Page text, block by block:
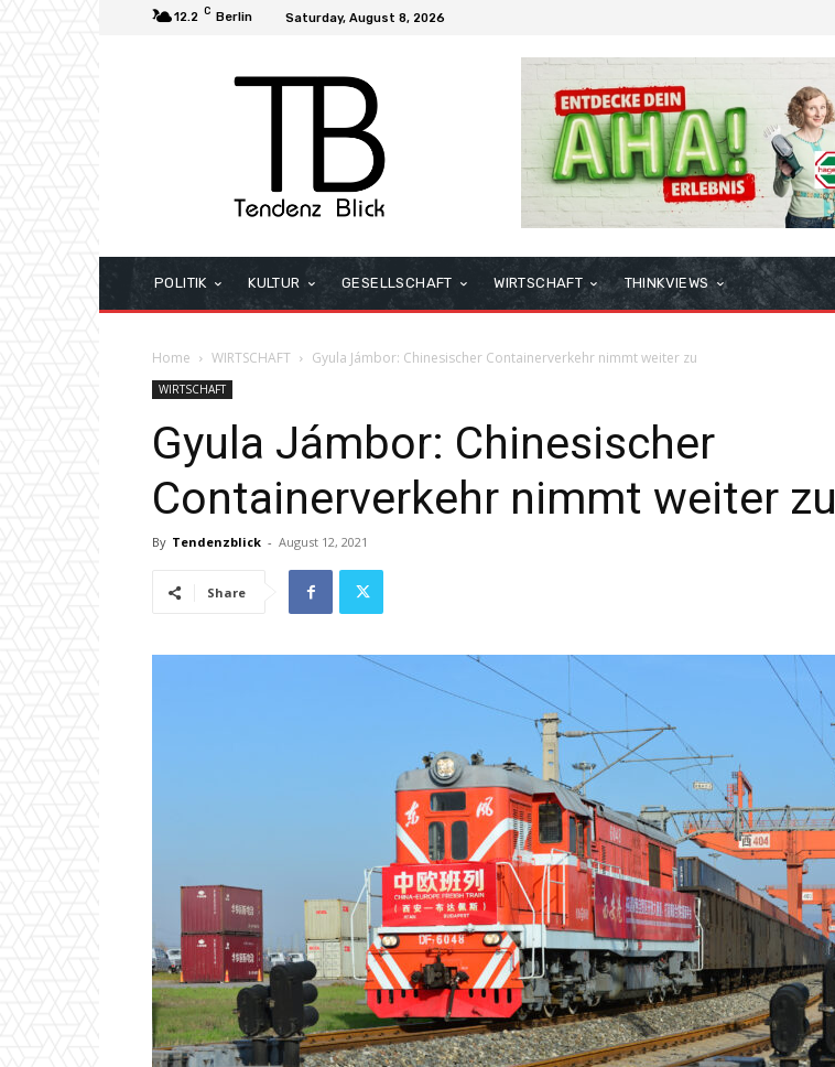
12.2 C Berlin Saturday, August 8, 2026
POLITIK KULTUR GESELLSCHAFT WIRTSCHAFT THINKVIEWS
Home WIRTSCHAFT Gyula Jámbor: Chinesischer Containerverkehr nimmt weiter zu
WIRTSCHAFT
Gyula Jámbor: Chinesischer
Containerverkehr nimmt weiter zu
By Tendenzblick - August 12, 2021
Share